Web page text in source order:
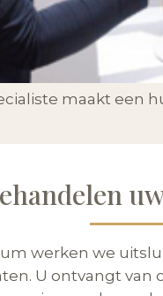
maakt een
werken we
U ontvangt van